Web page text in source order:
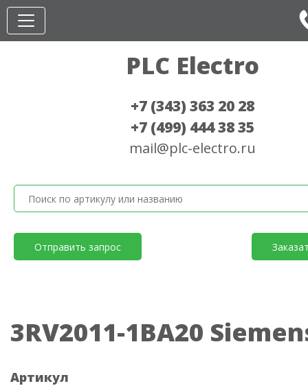
PLC Electro
+7 (343) 363 20 28
+7 (499) 444 38 35
mail@plc-electro.ru
Отправить запрос
3RV2011-1BA20
Артикул